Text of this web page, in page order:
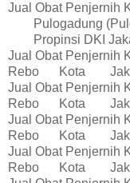
Jual Obat Penjernih
Pulogadung
Propinsi DKI
Jual Obat Penjernih
Rebo
Kota
Jual Obat Penjernih
Rebo
Kota
Jual Obat Penjernih
Rebo
Kota
Jual Obat Penjernih
Rebo
Kota